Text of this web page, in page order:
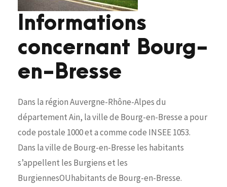
Informations
concernant Bourg-
en-Bresse
Dans la région Auvergne-Rhône-Alpes du
département Ain, la ville de Bourg-en-Bresse a pour
code postale 1000 et a comme code INSEE 1053.
Dans la ville de Bourg-en-Bresse les habitants
s’appellent les Burgiens et les
BurgiennesOUhabitants de Bourg-en-Bresse.